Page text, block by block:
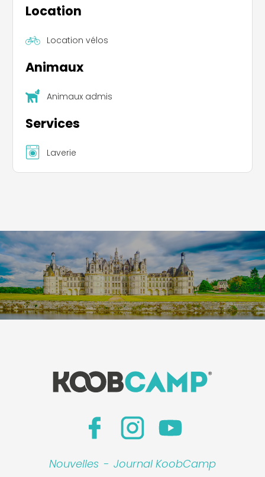
Location
Location vélos
Animaux
Animaux admis
Services
Laverie
Nouvelles - Journal KoobCamp